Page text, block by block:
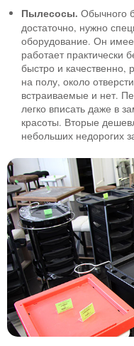
Пылесосы. Обычного
достаточно, нужно
оборудование. Он
работает
быстро и качественно,
на полу, около
встраиваемые и нет.
легко вписать даже в
красоты. Вторые
небольших недорогих